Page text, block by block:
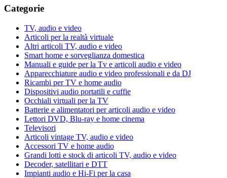
Categorie
TV, audio e video
Articoli per la realtà virtuale
Altri articoli TV, audio e video
Smart home e sorveglianza domestica
Manuali e guide per la Tv e articoli audio e video
Apparecchiature audio e video professionali e da DJ
Ricambi per TV e home audio
Dispositivi audio portatili e cuffie
Occhiali virtuali per la TV
Batterie e alimentatori per articoli audio e video
Lettori DVD, Blu-ray e home cinema
Televisori
Articoli vintage TV, audio e video
Accessori TV e home audio
Grandi lotti e stock di articoli TV, audio e video
Decoder, satellitari e DTT
Impianti audio e Hi-Fi per la casa